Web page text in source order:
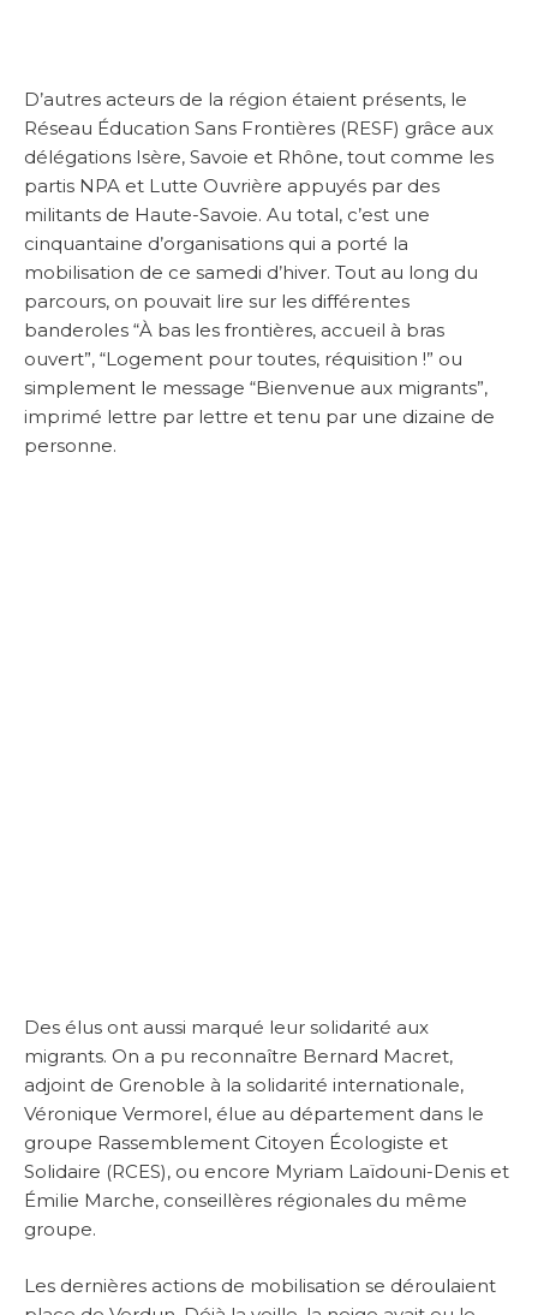
D’autres acteurs de la région étaient présents, le
Réseau Éducation Sans Frontières (RESF) grâce aux
délégations Isère, Savoie et Rhône, tout comme les
partis NPA et Lutte Ouvrière appuyés par des
militants de Haute-Savoie. Au total, c’est une
cinquantaine d’organisations qui a porté la
mobilisation de ce samedi d’hiver. Tout au long du
parcours, on pouvait lire sur les différentes
banderoles “À bas les frontières, accueil à bras
ouvert”, “Logement pour toutes, réquisition !” ou
simplement le message “Bienvenue aux migrants”,
imprimé lettre par lettre et tenu par une dizaine de
personne.
Des élus ont aussi marqué leur solidarité aux
migrants. On a pu reconnaître Bernard Macret,
adjoint de Grenoble à la solidarité internationale,
Véronique Vermorel, élue au département dans le
groupe Rassemblement Citoyen Écologiste et
Solidaire (RCES), ou encore Myriam Laïdouni-Denis et
Émilie Marche, conseillères régionales du même
groupe.
Les dernières actions de mobilisation se déroulaient